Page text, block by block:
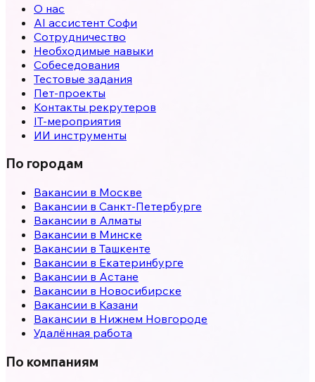
О нас
AI ассистент Софи
Сотрудничество
Необходимые навыки
Собеседования
Тестовые задания
Пет-проекты
Контакты рекрутеров
IT-мероприятия
ИИ инструменты
По городам
Вакансии в Москве
Вакансии в Санкт-Петербурге
Вакансии в Алматы
Вакансии в Минске
Вакансии в Ташкенте
Вакансии в Екатеринбурге
Вакансии в Астане
Вакансии в Новосибирске
Вакансии в Казани
Вакансии в Нижнем Новгороде
Удалённая работа
По компаниям